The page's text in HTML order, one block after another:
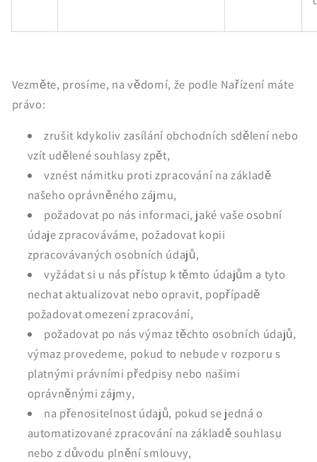
Vezměte, prosíme, na vědomí, že podle Nařízení máte
právo:
zrušit kdykoliv zasílání obchodních sdělení nebo
vzít udělené souhlasy zpět,
vznést námitku proti zpracování na základě
našeho oprávněného zájmu,
požadovat po nás informaci, jaké vaše osobní
údaje zpracováváme, požadovat kopii
zpracovávaných osobních údajů,
vyžádat si u nás přístup k těmto údajům a tyto
nechat aktualizovat nebo opravit, popřípadě
požadovat omezení zpracování,
požadovat po nás výmaz těchto osobních údajů,
výmaz provedeme, pokud to nebude v rozporu s
platnými právními předpisy nebo našimi
oprávněnými zájmy,
na přenositelnost údajů, pokud se jedná o
automatizované zpracování na základě souhlasu
nebo z důvodu plnění smlouvy,